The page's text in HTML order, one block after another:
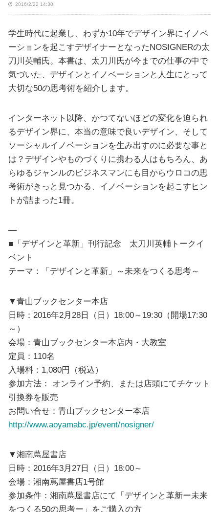
2016/2/22 14:30
学生時代に起業し、わずか10年でデザイン界にイノベ
ーションを起こすデザイナーとなったNOSIGNERの太
刀川英輔氏。本書は、太刀川氏が今までの仕事の中で
気づいた、デザインとイノベーションと人生にとって
大切な50の思考術を紹介します。
インターネット以降、かつてないほどの変化を迫られ
るデザイン界に、本当の意味で良いデザイン、そして
ソーシャルイノベーションを生み出すのに必要な事と
は？デザインやものづくりに携わる人はもちろん、あ
らゆるジャンルのビジネスマンにも目からウロコの思
考術がきっと見つかる、イノベーションを起こすヒン
トが詰まった1冊。
—
■「デザインと革新」刊行記念 太刀川英輔トークイ
ベント
テーマ：「デザインと革新」～未来をつくる思考～
▼青山ブックセンター本店
日時：2016年2月28日（日）18:00～19:30（開場17:30
～）
会場：青山ブックセンター本店内・大教室
定員：110名
入場料：1,080円（税込）
参加方法： オンライン予約、または店頭にてチケット
引換券を販売
お問い合せ：青山ブックセンター本店
http://www.aoyamabc.jp/event/nosigner/
▼湘南蔦屋書店
日時：2016年3月27日（日）18:00～
会場：湘南蔦屋書店1号館
参加条件：湘南蔦屋書店にて「デザインと革新ー未来
をつくる50の思考ー」をご購入の方